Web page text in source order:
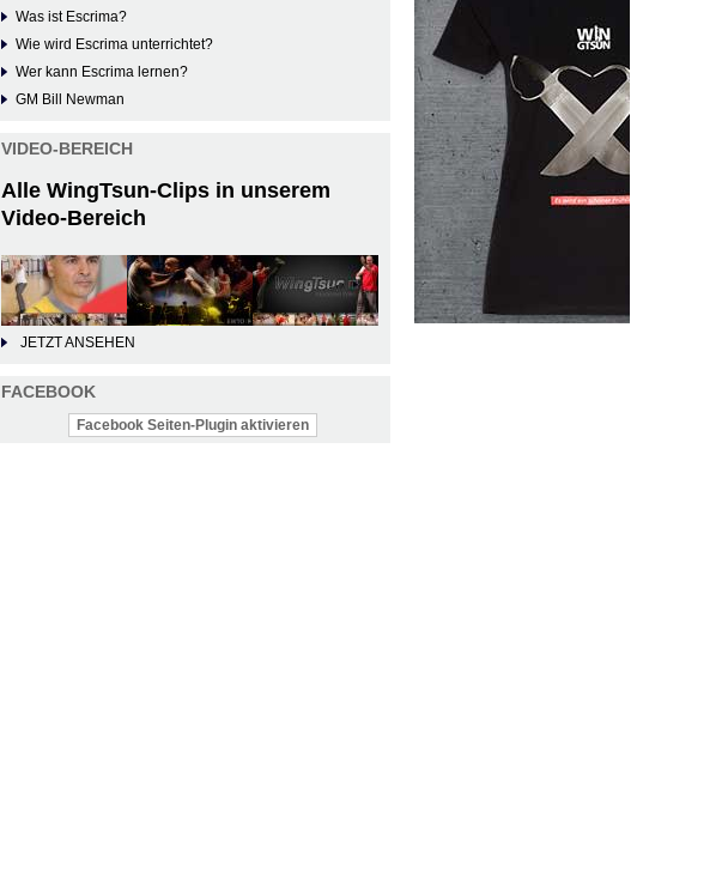
Was ist Escrima?
Wie wird Escrima unterrichtet?
Wer kann Escrima lernen?
GM Bill Newman
VIDEO-BEREICH
Alle WingTsun-Clips in unserem
Video-Bereich
JETZT ANSEHEN
FACEBOOK
Facebook Seiten-Plugin aktivieren